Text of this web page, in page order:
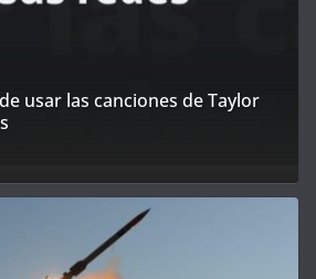
usar las canciones de Taylor